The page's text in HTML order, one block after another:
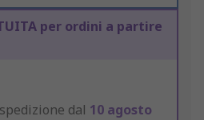
per ordini a partire
dal 10 agosto